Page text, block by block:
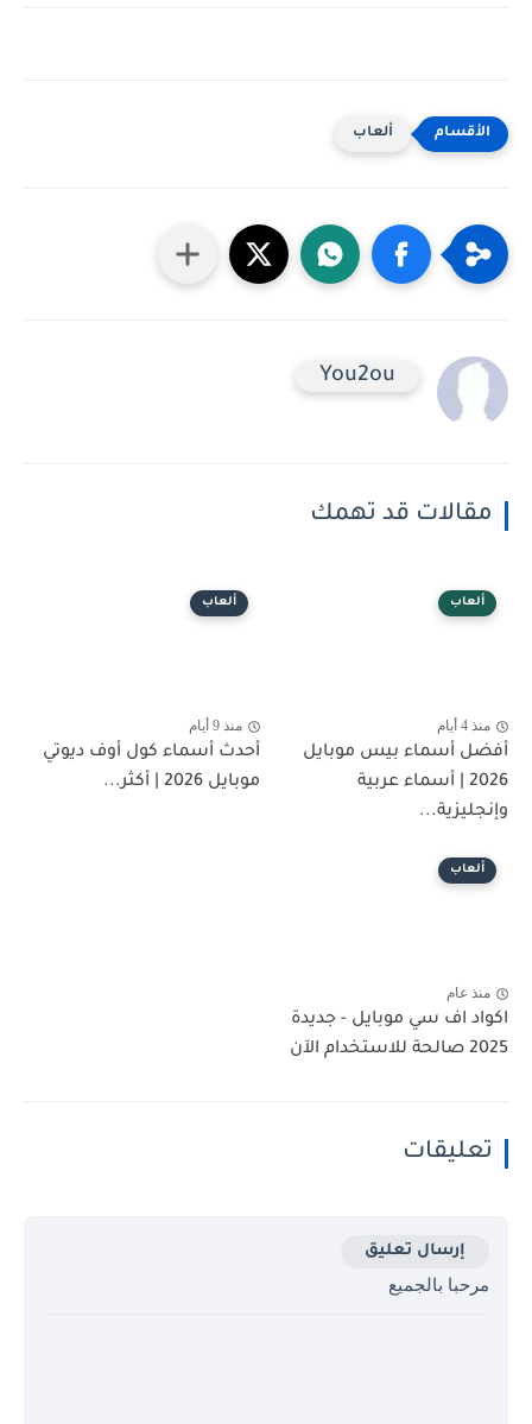
ألعاب
You2ou
مقالات قد تهمك
ألعاب
منذ 4 أيام
أفضل أسماء بيس موبايل
2026 | أسماء عربية
وإنجليزية...
ألعاب
منذ 9 أيام
أحدث أسماء كول أوف ديوتي
موبايل 2026 | أكثر...
ألعاب
منذ عام
اكواد اف سي موبايل - جديدة
2025 صالحة للاستخدام الآن
تعليقات
إرسال تعليق
مرحبا بالجميع